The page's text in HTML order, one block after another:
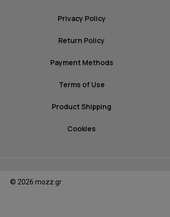
Privacy Policy
Return Policy
Payment Methods
Terms of Use
Product Shipping
Cookies
© 2026 mozz.gr